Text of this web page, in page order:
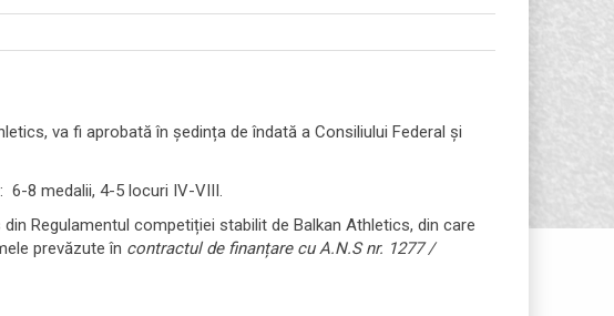
va fi aprobată în ședința de îndată a Consiliului Federal și
8 medalii, 4-5 locuri IV-VIII.
Regulamentul competiției stabilit de Balkan Athletics, din care
prevăzute în contractul de finanțare cu A.N.S nr. 1277 /